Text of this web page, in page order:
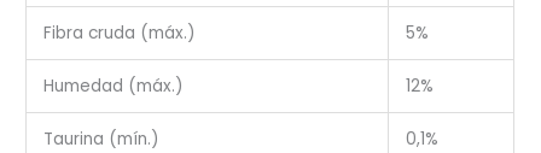
Fibra cruda (máx.) 5%
Humedad (máx.) 12%
Taurina (mín.) 0,1%